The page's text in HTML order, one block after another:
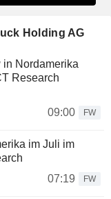
Holding AG
in Nordamerika
Research
09:00
FW
im Juli im
07:19
FW